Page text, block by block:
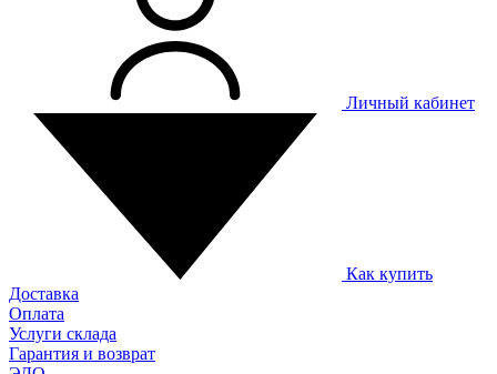
Личный кабинет
Как купить
Доставка
Оплата
Услуги склада
Гарантия и возврат